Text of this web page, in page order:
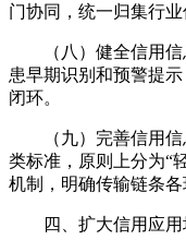
门协同，统一归集行
（八）健全信用
患早期识别和预警提
闭环。
（九）完善信用
类标准，原则上分为“
机制，明确传输链条
四、扩大信用应